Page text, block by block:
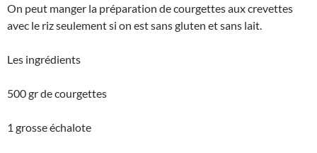
On peut manger la préparation de courgettes aux crevettes
avec le riz seulement si on est sans gluten et sans lait.
Les ingrédients
500 gr de courgettes
1 grosse échalote